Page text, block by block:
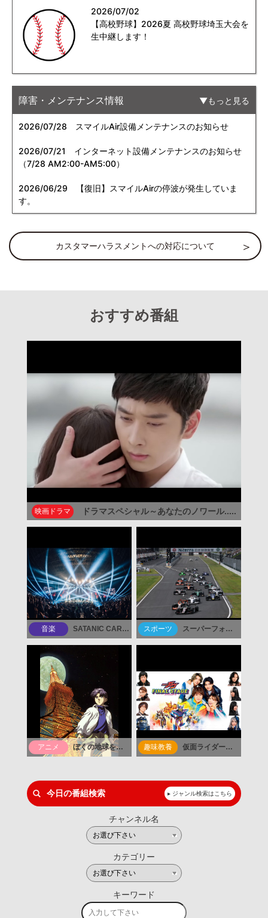
2026/07/02
【高校野球】2026夏 高校野球埼玉大会を
生中継します！
障害・メンテナンス情報 もっと見る
2026/07/28 スマイルAir設備メンテナンスのお知らせ
2026/07/21
インターネット設備メンテナンスのお知らせ
（7/28 AM2:00-AM5:00）
2026/06/29 【復旧】スマイルAirの停波が発生していま
す。
カスタマーハラスメントへの対応について
おすすめ番組